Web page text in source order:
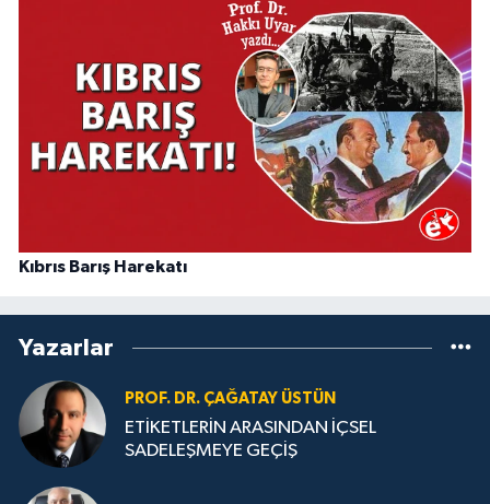
Kıbrıs Barış Harekatı
Yazarlar
PROF. DR. ÇAĞATAY ÜSTÜN
ETİKETLERİN ARASINDAN İÇSEL
SADELEŞMEYE GEÇİŞ